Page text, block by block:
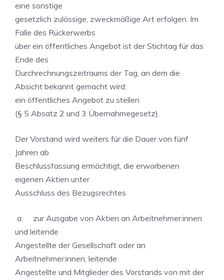
eine sonstige
gesetzlich zulässige, zweckmäßige Art erfolgen. Im
Falle des Rückerwerbs
über ein öffentliches Angebot ist der Stichtag für das
Ende des
Durchrechnungszeitraums der Tag, an dem die
Absicht bekannt gemacht wird,
ein öffentliches Angebot zu stellen
(§ 5 Absatz 2 und 3 Übernahmegesetz).
Der Vorstand wird weiters für die Dauer von fünf
Jahren ab
Beschlussfassung ermächtigt, die erworbenen
eigenen Aktien unter
Ausschluss des Bezugsrechtes
a. zur Ausgabe von Aktien an Arbeitnehmer:innen
und leitende
Angestellte der Gesellschaft oder an
Arbeitnehmer:innen, leitende
Angestellte und Mitglieder des Vorstands von mit der